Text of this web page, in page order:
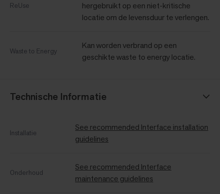
ReUse
hergebruikt op een niet-kritische
locatie om de levensduur te verlengen.
Waste to Energy
Kan worden verbrand op een
geschikte waste to energy locatie.
Technische Informatie
Installatie
See recommended Interface installation
guidelines
Onderhoud
See recommended Interface
maintenance guidelines